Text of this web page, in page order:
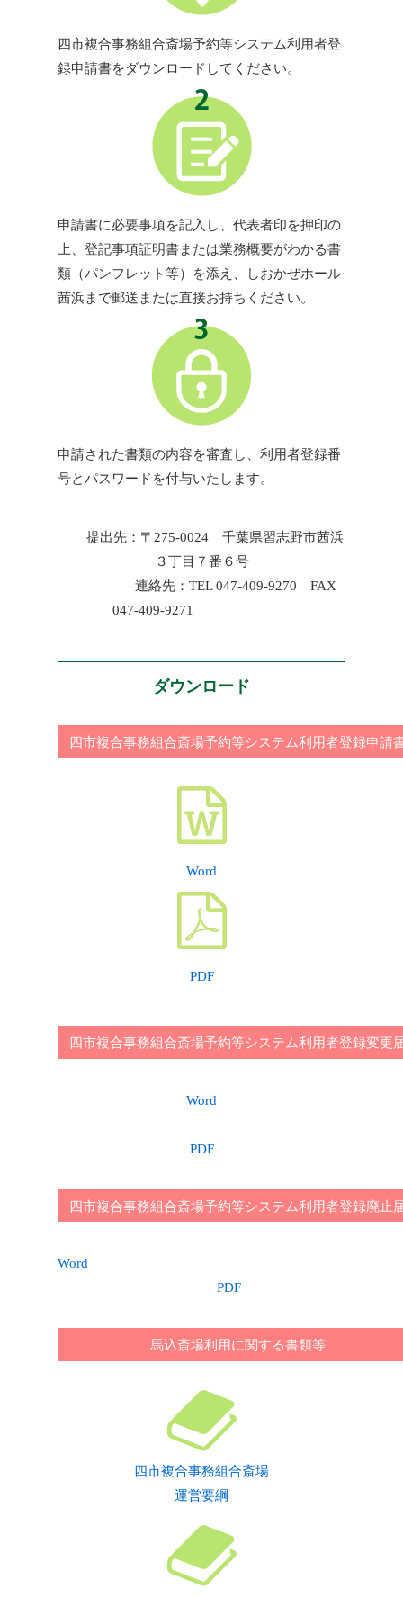
四市複合事務組合斎場予約等システム利用者登
録申請書をダウンロードしてください。
申請書に必要事項を記入し、代表者印を押印の
上、登記事項証明書または業務概要がわかる書
類（パンフレット等）を添え、しおかぜホール
茜浜まで郵送または直接お持ちください。
申請された書類の内容を審査し、利用者登録番
号とパスワードを付与いたします。
提出先：〒275-0024 千葉県習志野市茜浜
３丁目７番６号
連絡先：TEL 047-409-9270 FAX
047-409-9271
ダウンロード
四市複合事務組合斎場予約等システム利用者登録申請
Word
PDF
四市複合事務組合斎場予約等システム利用者登録変更
Word
PDF
四市複合事務組合斎場予約等システム利用者登録廃止
Word
PDF
馬込斎場利用に関する書類等
四市複合事務組合斎場
運営要綱